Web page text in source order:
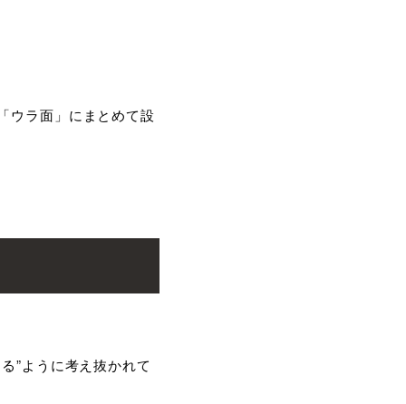
ウラ面」にまとめて設
”ように考え抜かれて